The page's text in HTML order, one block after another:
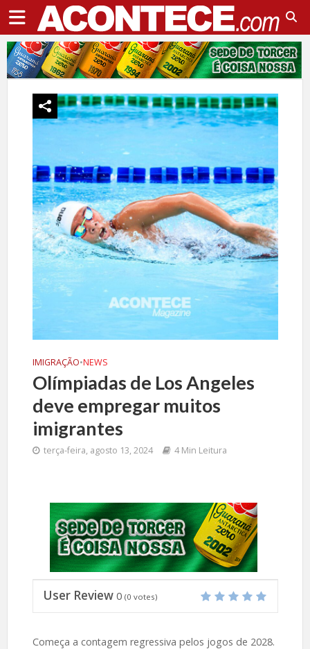
IMIGRAÇÃO•NEWS
Olímpiadas de Los Angeles
deve empregar muitos
imigrantes
terça-feira, agosto 13, 2024 4 Min Leitura
User Review 0 (0 votes)
Começa a contagem regressiva pelos jogos de 2028.